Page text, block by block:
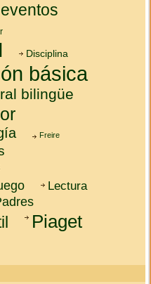
Disciplina
básica
bilingüe
Freire
Lectura
Piaget